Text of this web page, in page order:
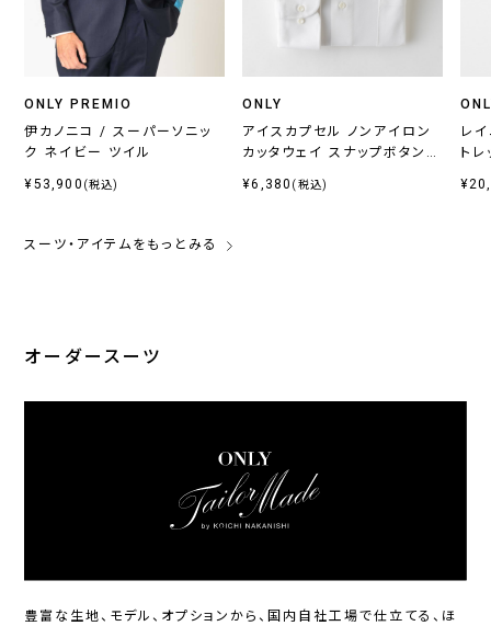
ONLY PREMIO
伊カノニコ / スーパーソニッ
ク ネイビー ツイル
¥53,900 (税込)
ONLY
アイスカプセル ノンアイロン
カッタウェイ スナップボタン付
¥6,380 (税込)
レ
ト
¥20,900
ONLY
¥4,290 (税込)
スーツ・アイテムをもっとみる
オーダースーツ
豊富な生地、モデル、オプションから、国内自社工場で仕立てる、ほ